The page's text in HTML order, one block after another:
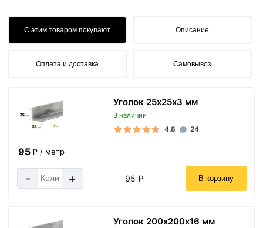
С этим товаром покупают Описание
Оплата и доставка Самовывоз
Уголок 25х25х3 мм
В наличии
4.8 24
95₽ / метр
- + 95 ₽ В корзину
Уголок 200х200х16 мм